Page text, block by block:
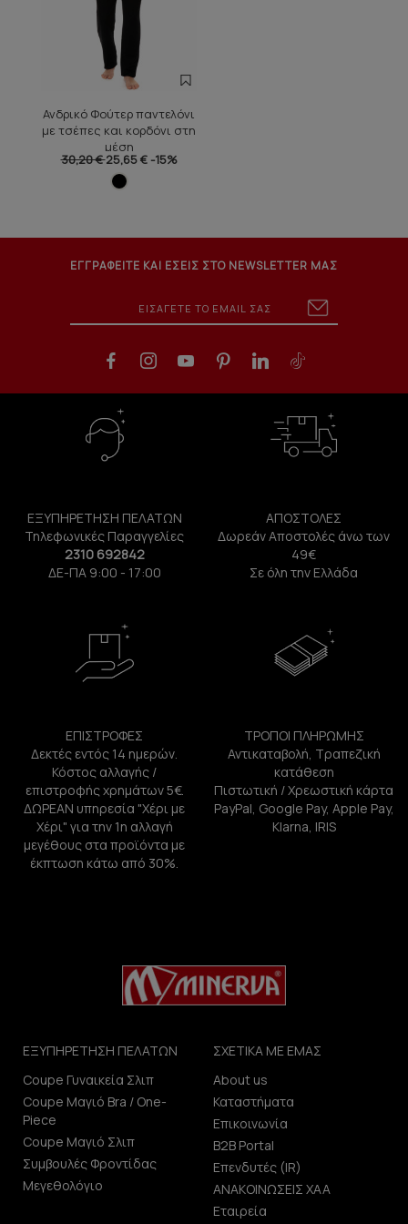
Ανδρικό Φούτερ παντελόνι
με τσέπες και κορδόνι στη
μέση
30,20 €25,65 € -15%
ΕΓΓΡΑΦΕΙΤΕ ΚΑΙ ΕΣΕΙΣ ΣΤΟ NEWSLETTER ΜΑΣ
ΕΞΥΠΗΡΕΤΗΣΗ ΠΕΛΑΤΩΝ
Τηλεφωνικές Παραγγελίες
2310 692842
ΔΕ-ΠΑ 9:00 - 17:00
ΑΠΟΣΤΟΛΕΣ
Δωρεάν Αποστολές άνω των
49€
Σε όλη την Ελλάδα
ΕΠΙΣΤΡΟΦΕΣ
Δεκτές εντός 14 ημερών.
Κόστος αλλαγής /
επιστροφής χρημάτων 5€.
ΔΩΡΕΑΝ υπηρεσία "Χέρι με
Χέρι" για την 1η αλλαγή
μεγέθους στα προϊόντα με
έκπτωση κάτω από 30%.
ΤΡΟΠΟΙ ΠΛΗΡΩΜΗΣ
Αντικαταβολή, Τραπεζική
κατάθεση
Πιστωτική / Χρεωστική κάρτα
PayPal, Google Pay, Apple Pay,
Klarna, IRIS
ΕΞΥΠΗΡΕΤΗΣΗ ΠΕΛΑΤΩΝ
Coupe Γυναικεία Σλιπ
Coupe Μαγιό Bra / One-
Piece
Coupe Μαγιό Σλιπ
Συμβουλές Φροντίδας
Μεγεθολόγιο
ΣΧΕΤΙΚΑ ΜΕ ΕΜΑΣ
About us
Καταστήματα
Επικοινωνία
B2B Portal
Επενδυτές (IR)
ΑΝΑΚΟΙΝΩΣΕΙΣ ΧΑΑ
Εταιρεία